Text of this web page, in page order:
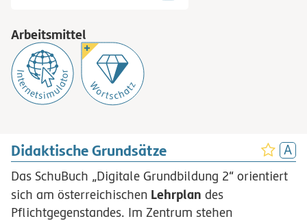
Arbeitsmittel
Didaktische Grundsätze
Das SchuBuch „Digitale Grundbildung 2“ orientiert
sich am österreichischen Lehrplan des
Pflichtgegenstandes. Im Zentrum stehen